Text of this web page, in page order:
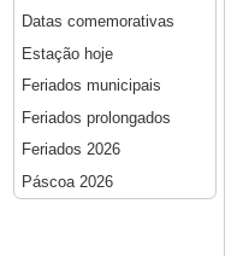
Datas comemorativas
Estação hoje
Feriados municipais
Feriados prolongados
Feriados 2026
Páscoa 2026